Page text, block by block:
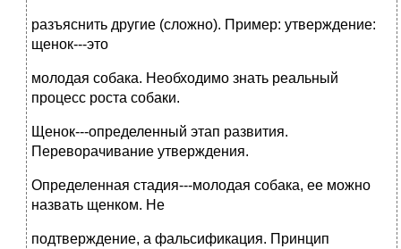
разъяснить другие (сложно). Пример: утверждение:
щенок---это
молодая собака. Необходимо знать реальный
процесс роста собаки.
Щенок---определенный этап развития.
Переворачивание утверждения.
Определенная стадия---молодая собака, ее можно
назвать щенком. Не
подтверждение, а фальсификация. Принцип